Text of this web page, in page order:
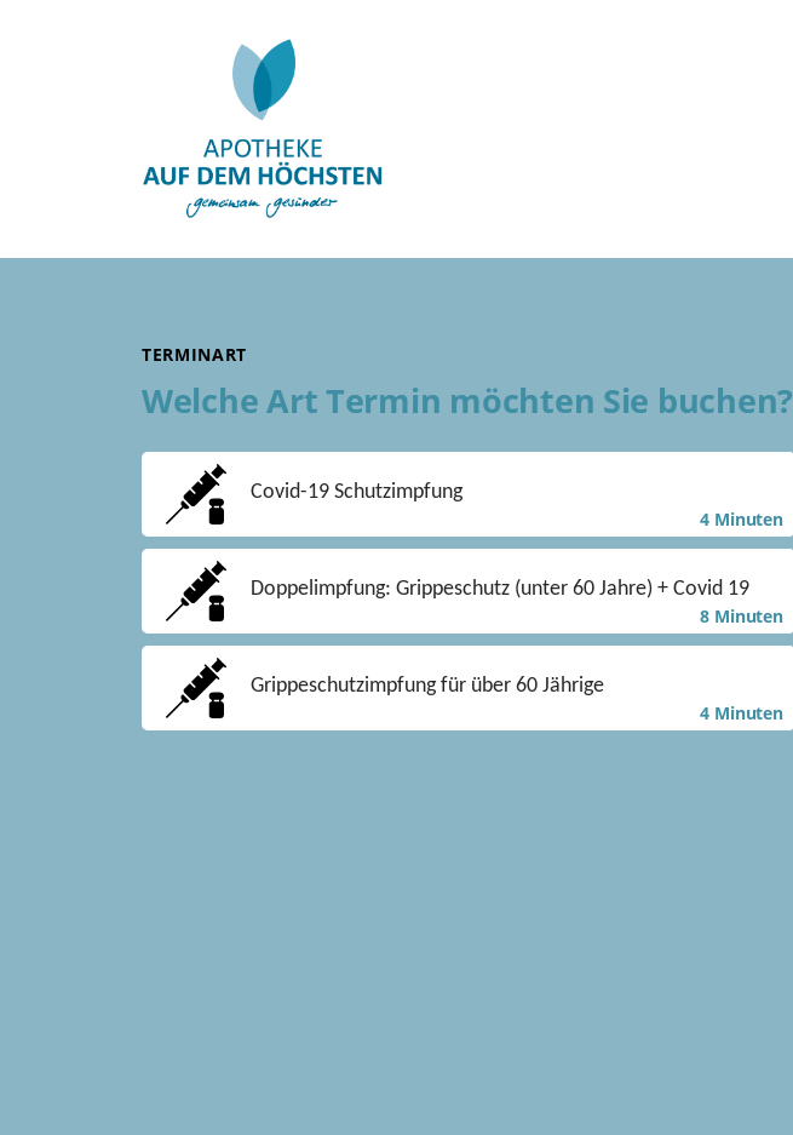
TERMINART
Welche Art Termin möchten Sie buchen?
Covid-19 Schutzimpfung
4 Minuten
Doppelimpfung: Grippeschutz (unter 60 Jahre) + Covid 19
8 Minuten
Grippeschutzimpfung für über 60 Jährige
4 Minuten